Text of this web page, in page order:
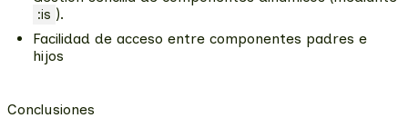
:is ).
Facilidad de acceso entre componentes padres e
hijos
Conclusiones